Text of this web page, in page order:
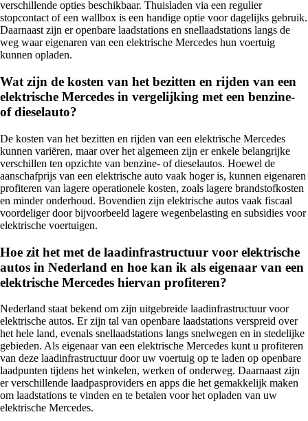
verschillende opties beschikbaar. Thuisladen via een regulier
stopcontact of een wallbox is een handige optie voor dagelijks gebruik.
Daarnaast zijn er openbare laadstations en snellaadstations langs de
weg waar eigenaren van een elektrische Mercedes hun voertuig
kunnen opladen.
Wat zijn de kosten van het bezitten en rijden van een
elektrische Mercedes in vergelijking met een benzine-
of dieselauto?
De kosten van het bezitten en rijden van een elektrische Mercedes
kunnen variëren, maar over het algemeen zijn er enkele belangrijke
verschillen ten opzichte van benzine- of dieselautos. Hoewel de
aanschafprijs van een elektrische auto vaak hoger is, kunnen eigenaren
profiteren van lagere operationele kosten, zoals lagere brandstofkosten
en minder onderhoud. Bovendien zijn elektrische autos vaak fiscaal
voordeliger door bijvoorbeeld lagere wegenbelasting en subsidies voor
elektrische voertuigen.
Hoe zit het met de laadinfrastructuur voor elektrische
autos in Nederland en hoe kan ik als eigenaar van een
elektrische Mercedes hiervan profiteren?
Nederland staat bekend om zijn uitgebreide laadinfrastructuur voor
elektrische autos. Er zijn tal van openbare laadstations verspreid over
het hele land, evenals snellaadstations langs snelwegen en in stedelijke
gebieden. Als eigenaar van een elektrische Mercedes kunt u profiteren
van deze laadinfrastructuur door uw voertuig op te laden op openbare
laadpunten tijdens het winkelen, werken of onderweg. Daarnaast zijn
er verschillende laadpasproviders en apps die het gemakkelijk maken
om laadstations te vinden en te betalen voor het opladen van uw
elektrische Mercedes.